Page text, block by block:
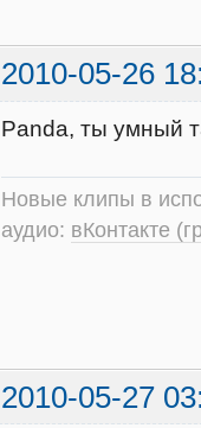
2010-05-26
Panda, ты умный
Новые клипы в
аудио: вКонтакте
2010-05-27